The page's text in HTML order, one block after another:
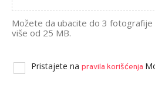
Možete da ubacite do 3 fotografije
više od 25 MB.
Pristajete na pravila korišćenja